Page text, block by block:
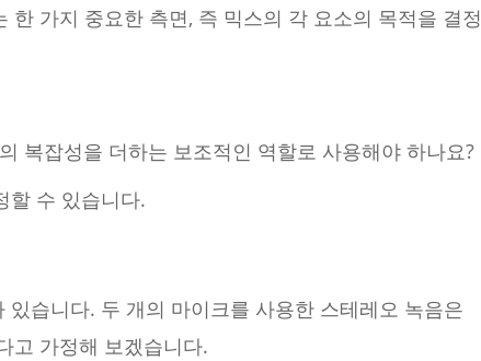
가지 중요한 측면, 즉 믹스의 각 요소의 목적을 결정
복잡성을 더하는 보조적인 역할로 사용해야 하나요?
할 수 있습니다.
습니다. 두 개의 마이크를 사용한 스테레오 녹음은
고 가정해 보겠습니다.